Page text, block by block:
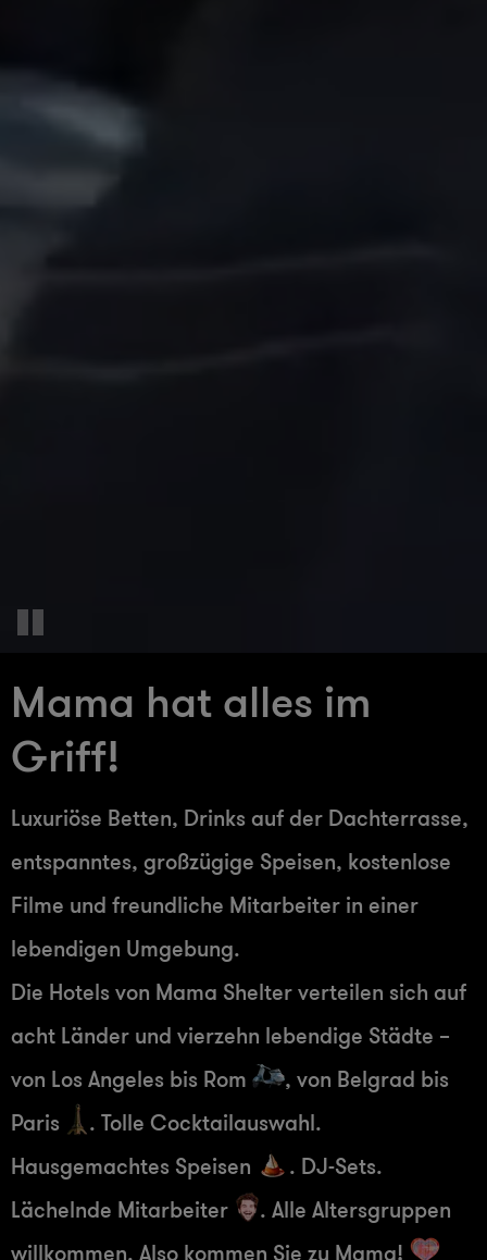
Mama hat alles im
Griff!
Luxuriöse Betten, Drinks auf der Dachterrasse,
entspanntes, großzügige Speisen, kostenlose
Filme und freundliche Mitarbeiter in einer
lebendigen Umgebung.
Die Hotels von Mama Shelter verteilen sich auf
acht Länder und vierzehn lebendige Städte –
von Los Angeles bis Rom
, von Belgrad bis
Paris
. Tolle Cocktailauswahl.
Hausgemachtes Speisen
. DJ-Sets.
Lächelnde Mitarbeiter
. Alle Altersgruppen
willkommen. Also kommen Sie zu Mama!